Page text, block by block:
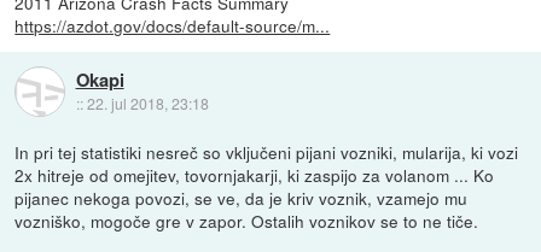
https://azdot.gov/docs/default-source/m...
Okapi
::22. jul 2018, 23:18
In pri tej statistiki nesreč so vključeni pijani vozniki, mularija, ki vozi
2x hitreje od omejitev, tovornjakarji, ki zaspijo za volanom ... Ko
pijanec nekoga povozi, se ve, da je kriv voznik, vzamejo mu
vozniško, mogoče gre v zapor. Ostalih voznikov se to ne tiče.